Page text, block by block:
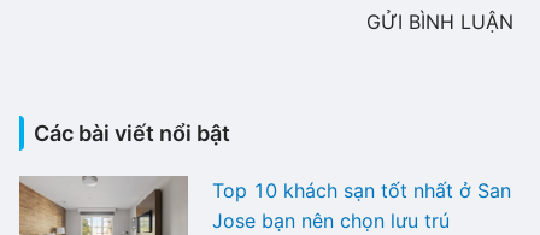
GỬI BÌNH LUẬN
Các bài viết nổi bật
Top 10 khách sạn tốt nhất ở San
Jose bạn nên chọn lưu trú